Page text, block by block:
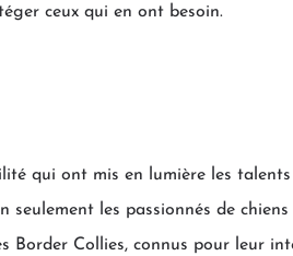
ceux qui en ont besoin.
qui ont mis en lumière les
les passionnés de
Border Collies, connus pour leur